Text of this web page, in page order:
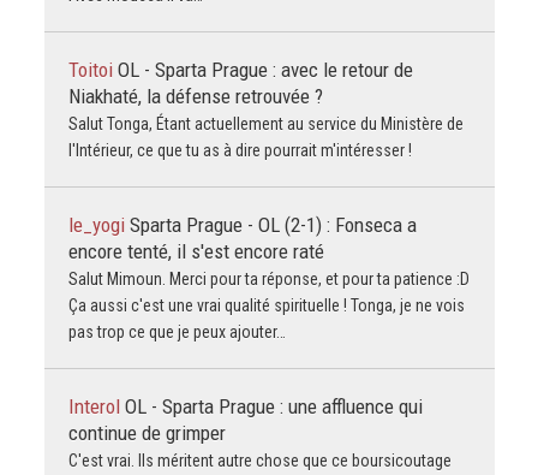
Toitoi OL - Sparta Prague : avec le retour de
Niakhaté, la défense retrouvée ?
Salut Tonga, Étant actuellement au service du Ministère de
l'Intérieur, ce que tu as à dire pourrait m'intéresser !
le_yogi Sparta Prague - OL (2-1) : Fonseca a
encore tenté, il s'est encore raté
Salut Mimoun. Merci pour ta réponse, et pour ta patience :D
Ça aussi c'est une vrai qualité spirituelle ! Tonga, je ne vois
pas trop ce que je peux ajouter…
Interol OL - Sparta Prague : une affluence qui
continue de grimper
C'est vrai. Ils méritent autre chose que ce boursicoutage